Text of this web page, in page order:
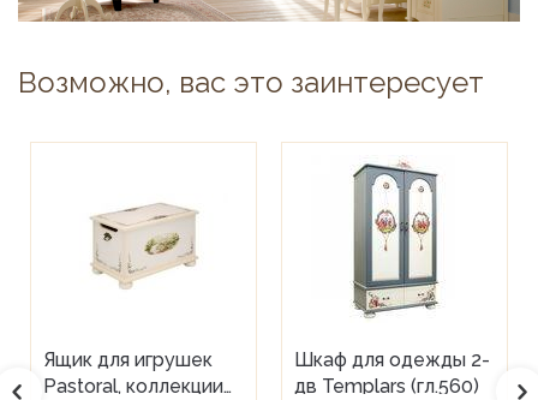
Возможно, вас это заинтересует
Ящик для игрушек
Pastoral, коллекции
Шкаф для одежды 2-
дв Templars (гл.560)